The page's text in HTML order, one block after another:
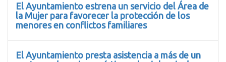
El Ayuntamiento estrena un servicio del Área de
la Mujer para favorecer la protección de los
menores en conflictos familiares
El Ayuntamiento presta asistencia a más de un